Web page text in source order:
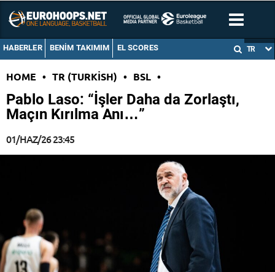
HABERLER BENIM TAKIMIM EL SCORES TR
HOME • TR (TURKISH) • BSL •
Pablo Laso: “İşler Daha da Zorlaştı,
Maçın Kırılma Anı…”
01/HAZ/26 23:45